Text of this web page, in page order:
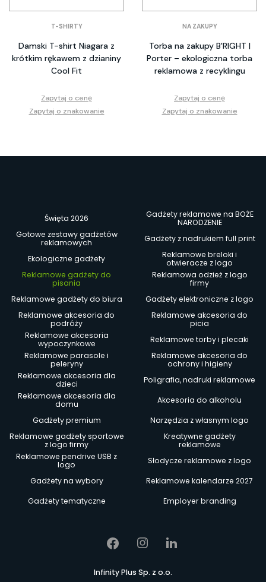
T-SHIRTY
Damski T-shirt Niagara z
krótkim rękawem z dzianiny
Cool Fit
Zapytaj o cenę
Zapytaj o znakowanie
NA ZAKUPY
Torba na zakupy B'RIGHT |
Porter – ekologiczna torba
reklamowa z recyklingu
Zapytaj o cenę
Zapytaj o znakowanie
Święta 2026
Gadżety reklamowe na BOŻE
NARODZENIE
Gotowe zestawy gadżetów
reklamowych
Gadżety z nadrukiem full print
Ekologiczne gadżety
Reklamowe breloki i
otwieracze z logo
Reklamowe gadżety do
pisania
Reklamowa odzież z logo
firmy
Reklamowe gadżety do biura
Gadżety elektroniczne z logo
Reklamowe akcesoria do
podróży
Reklamowe akcesoria do
picia
Reklamowe akcesoria
wypoczynkowe
Reklamowe torby i plecaki
Reklamowe parasole i
peleryny
Reklamowe akcesoria do
ochrony i higieny
Reklamowe akcesoria dla
dzieci
Poligrafia, nadruki reklamowe
Reklamowe akcesoria dla
domu
Akcesoria do alkoholu
Gadżety premium
Narzędzia z własnym logo
Reklamowe gadżety sportowe
z logo firmy
Kreatywne gadżety
reklamowe
Reklamowe pendrive USB z
logo
Słodycze reklamowe z logo
Gadżety na wybory
Reklamowe kalendarze 2027
Gadżety tematyczne
Employer branding
Infinity Plus Sp. z o.o.